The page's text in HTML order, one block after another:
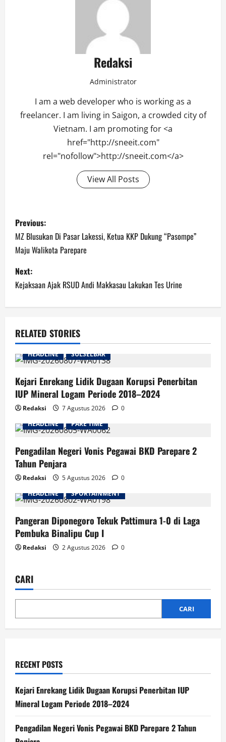
Redaksi
Administrator
I am a web developer who is working as a
freelancer. I am living in Saigon, a crowded city of
Vietnam. I am promoting for <a
href="http://sneeit.com"
rel="nofollow">http://sneeit.com</a>
View All Posts
Post
navigation
Previous:
MZ Blusukan Di Pasar Lakessi, Ketua KKP Dukung “Pasompe”
Maju Walikota Parepare
Next:
Kejaksaan Ajak RSUD Andi Makkasau Lakukan Tes Urine
RELATED STORIES
HEADLINE SULSELBAR
Kejari Enrekang Lidik Dugaan Korupsi Penerbitan
IUP Mineral Logam Periode 2018–2024
Redaksi 7 Agustus 2026
0
HEADLINE
PARE TIME
Pengadilan Negeri Vonis Pegawai BKD Parepare 2
Tahun Penjara
Redaksi 5 Agustus 2026
0
HEADLINE
SPORTAINMENT
Pangeran Diponegoro Tekuk Pattimura 1-0 di Laga
Pembuka Binalipu Cup I
Redaksi 2 Agustus 2026 0
CARI
CARI
RECENT POSTS
Kejari Enrekang Lidik Dugaan Korupsi Penerbitan IUP
Mineral Logam Periode 2018–2024
Pengadilan Negeri Vonis Pegawai BKD Parepare 2 Tahun